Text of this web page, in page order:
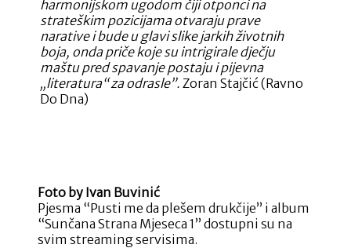
harmonijskom ugodom čiji otponci na
strateškim pozicijama otvaraju prave
narative i bude u glavi slike jarkih životnih
boja, onda priče koje su intrigirale dječju
maštu pred spavanje postaju i pijevna
„literatura“ za odrasle”. Zoran Stajčić (Ravno
Do Dna)
Foto by Ivan Buvinić
Pjesma “Pusti me da plešem drukčije” i album
“Sunčana Strana Mjeseca 1” dostupni su na
svim streaming servisima.